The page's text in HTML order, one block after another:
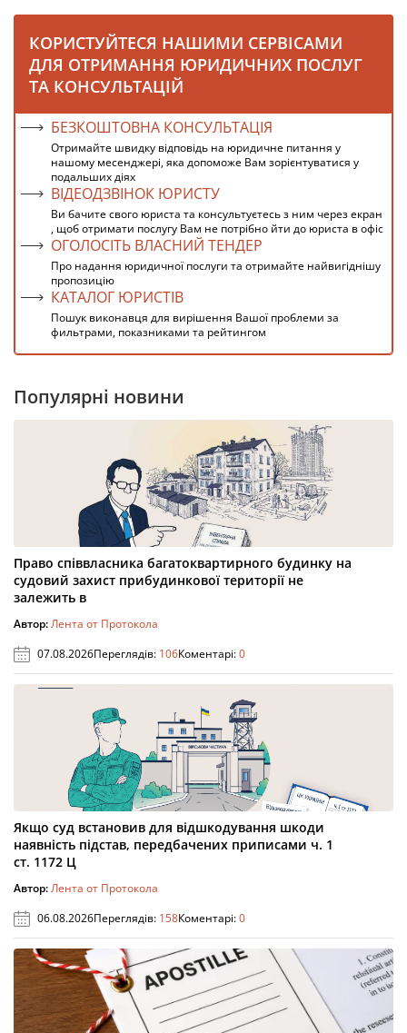
КОРИСТУЙТЕСЯ НАШИМИ СЕРВІСАМИ
ДЛЯ ОТРИМАННЯ ЮРИДИЧНИХ ПОСЛУГ
ТА КОНСУЛЬТАЦІЙ
БЕЗКОШТОВНА КОНСУЛЬТАЦІЯ
Отримайте швидку відповідь на юридичне питання у
нашому месенджері, яка допоможе Вам зорієнтуватися у
подальших діях
ВІДЕОДЗВІНОК ЮРИСТУ
Ви бачите свого юриста та консультуєтесь з ним через екран
, щоб отримати послугу Вам не потрібно йти до юриста в офіс
ОГОЛОСІТЬ ВЛАСНИЙ ТЕНДЕР
Про надання юридичної послуги та отримайте найвигіднішу
пропозицію
КАТАЛОГ ЮРИСТІВ
Пошук виконавця для вирішення Вашої проблеми за
фильтрами, показниками та рейтингом
Популярні новини
Право співвласника багатоквартирного будинку на
судовий захист прибудинкової території не
залежить в
Автор:Лента от Протокола
07.08.2026Переглядів: 106Коментарі:0
Якщо суд встановив для відшкодування шкоди
наявність підстав, передбачених приписами ч. 1
ст. 1172 Ц
Автор:Лента от Протокола
06.08.2026Переглядів: 158Коментарі:0